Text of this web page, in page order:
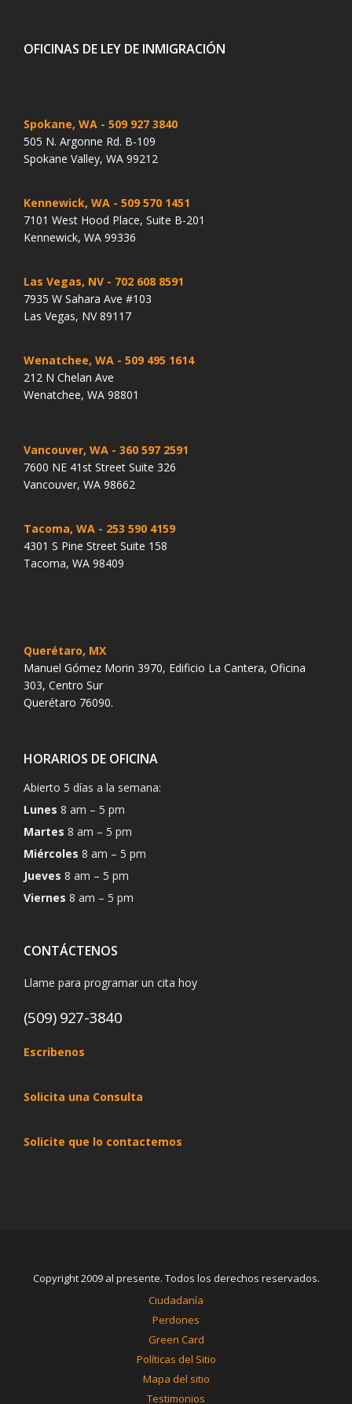
OFICINAS DE LEY DE INMIGRACIÓN
Spokane, WA - 509 927 3840
505 N. Argonne Rd. B-109
Spokane Valley, WA 99212
Kennewick, WA - 509 570 1451
7101 West Hood Place, Suite B-201
Kennewick, WA 99336
Las Vegas, NV - 702 608 8591
7935 W Sahara Ave #103
Las Vegas, NV 89117
Wenatchee, WA - 509 495 1614
212 N Chelan Ave
Wenatchee, WA 98801
Vancouver, WA - 360 597 2591
7600 NE 41st Street Suite 326
Vancouver, WA 98662
Tacoma, WA - 253 590 4159
4301 S Pine Street Suite 158
Tacoma, WA 98409
Querétaro, MX
Manuel Gómez Morin 3970, Edificio La Cantera, Oficina
303, Centro Sur
Querétaro 76090.
HORARIOS DE OFICINA
Abierto 5 días a la semana:
Lunes 8 am – 5 pm
Martes 8 am – 5 pm
Miércoles 8 am – 5 pm
Jueves 8 am – 5 pm
Viernes 8 am – 5 pm
CONTÁCTENOS
Llame para programar un cita hoy
(509) 927-3840
Escribenos
Solicita una Consulta
Solicite que lo contactemos
Copyright 2009 al presente. Todos los derechos reservados.
Ciudadanía
Perdones
Green Card
Políticas del Sitio
Mapa del sitio
Testimonios